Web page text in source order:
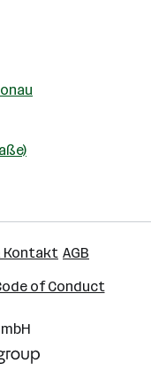
Kontakt AGB
of Conduct